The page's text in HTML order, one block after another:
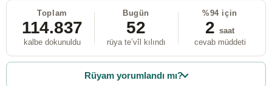
Toplam
114.837
kalbe dokunuldu
Bugün
52
rüya te’vîl kılındı
%94 için
2 saat
cevab müddeti
Rüyam yorumlandı mı?